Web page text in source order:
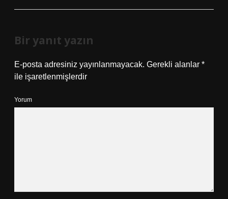
Bir yanıt yazın
E-posta adresiniz yayınlanmayacak. Gerekli alanlar *
ile işaretlenmişlerdir
Yorum